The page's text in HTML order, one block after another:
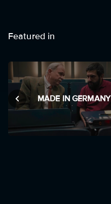
Featured in
MADE IN GERMANY